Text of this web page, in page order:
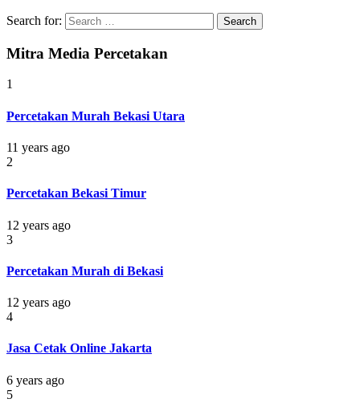
Search for:
Mitra Media Percetakan
1
Percetakan Murah Bekasi Utara
11 years ago
2
Percetakan Bekasi Timur
12 years ago
3
Percetakan Murah di Bekasi
12 years ago
4
Jasa Cetak Online Jakarta
6 years ago
5